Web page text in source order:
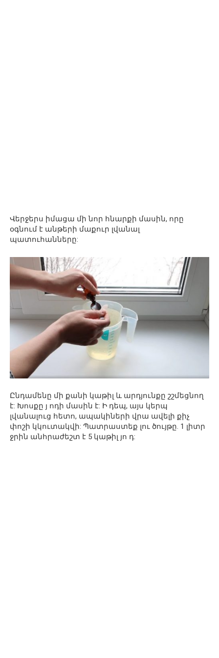
Վերջերս իմացա մի նոր հնարքի մասին, որը
օգնում է անթերի մաքուր լվանալ
պատուհանները:
Ընդամենը մի քանի կաթիլ և արդյունքը շշմեցնող
է: Խոսքը յ ոդի մասին է: Ի դեպ, այս կերպ
լվանալուց հետո, ապակիների վրա ավելի քիչ
փոշի կկուտակվի: Պատրաստեք լու ծույթը. 1 լիտր
ջրին անհրաժեշտ է 5 կաթիլ յո դ: